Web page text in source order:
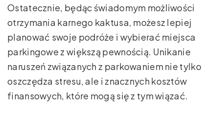
Ostatecznie, będąc świadomym możliwości
otrzymania karnego kaktusa, możesz lepiej
planować swoje podróże i wybierać miejsca
parkingowe z większą pewnością. Unikanie
naruszeń związanych z parkowaniem nie tylko
oszczędza stresu, ale i znacznych kosztów
finansowych, które mogą się z tym wiązać.